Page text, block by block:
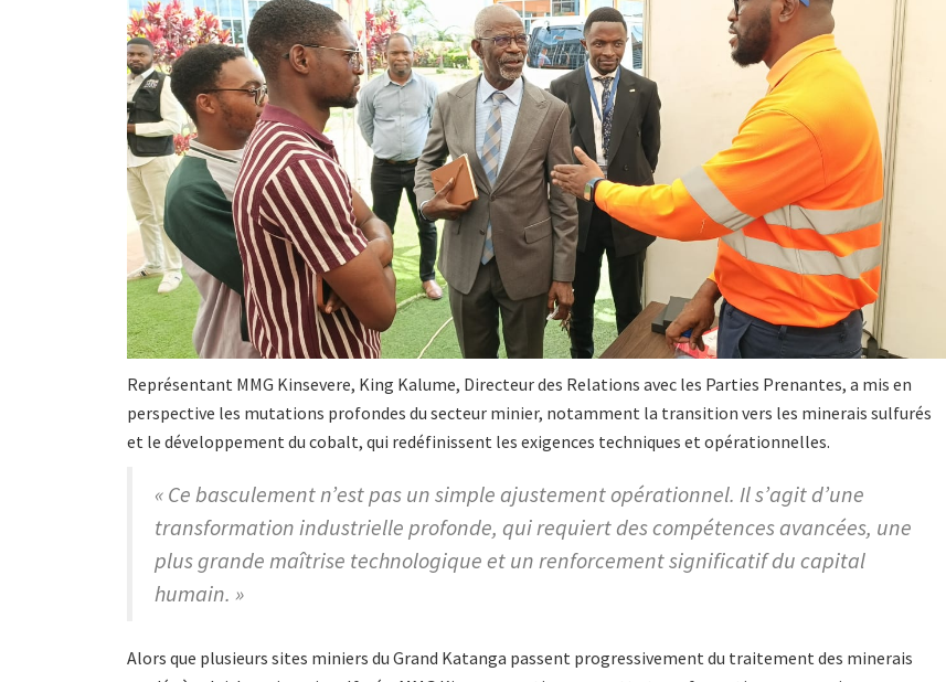
Représentant MMG Kinsevere, King Kalume, Directeur des Relations avec les Parties Prenantes, a mis en
perspective les mutations profondes du secteur minier, notamment la transition vers les minerais sulfurés
et le développement du cobalt, qui redéfinissent les exigences techniques et opérationnelles.
« Ce basculement n’est pas un simple ajustement opérationnel. Il s’agit d’une
transformation industrielle profonde, qui requiert des compétences avancées, une
plus grande maîtrise technologique et un renforcement significatif du capital
humain. »
Alors que plusieurs sites miniers du Grand Katanga passent progressivement du traitement des minerais